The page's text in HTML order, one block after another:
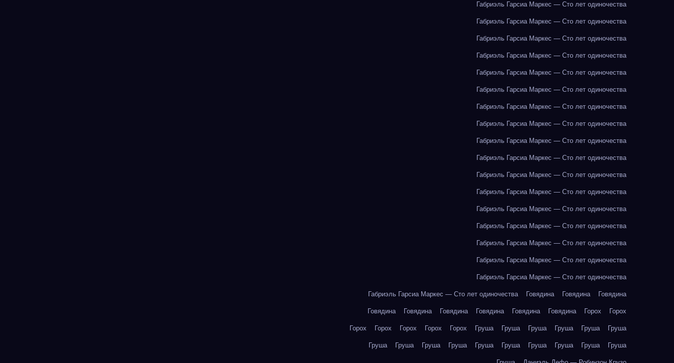
Габриэль Гарсиа Маркес — Сто лет одиночества
Габриэль Гарсиа Маркес — Сто лет одиночества
Габриэль Гарсиа Маркес — Сто лет одиночества
Габриэль Гарсиа Маркес — Сто лет одиночества
Габриэль Гарсиа Маркес — Сто лет одиночества
Габриэль Гарсиа Маркес — Сто лет одиночества
Габриэль Гарсиа Маркес — Сто лет одиночества
Габриэль Гарсиа Маркес — Сто лет одиночества
Габриэль Гарсиа Маркес — Сто лет одиночества
Габриэль Гарсиа Маркес — Сто лет одиночества
Габриэль Гарсиа Маркес — Сто лет одиночества
Габриэль Гарсиа Маркес — Сто лет одиночества
Габриэль Гарсиа Маркес — Сто лет одиночества
Габриэль Гарсиа Маркес — Сто лет одиночества
Габриэль Гарсиа Маркес — Сто лет одиночества
Габриэль Гарсиа Маркес — Сто лет одиночества
Габриэль Гарсиа Маркес — Сто лет одиночества
Габриэль Гарсиа Маркес — Сто лет одиночества Говядина Говядина Говядина
Говядина Говядина Говядина Говядина Говядина Говядина Горох Горох
Горох Горох Горох Горох Горох Груша Груша Груша Груша Груша Груша
Груша Груша Груша Груша Груша Груша Груша Груша Груша Груша